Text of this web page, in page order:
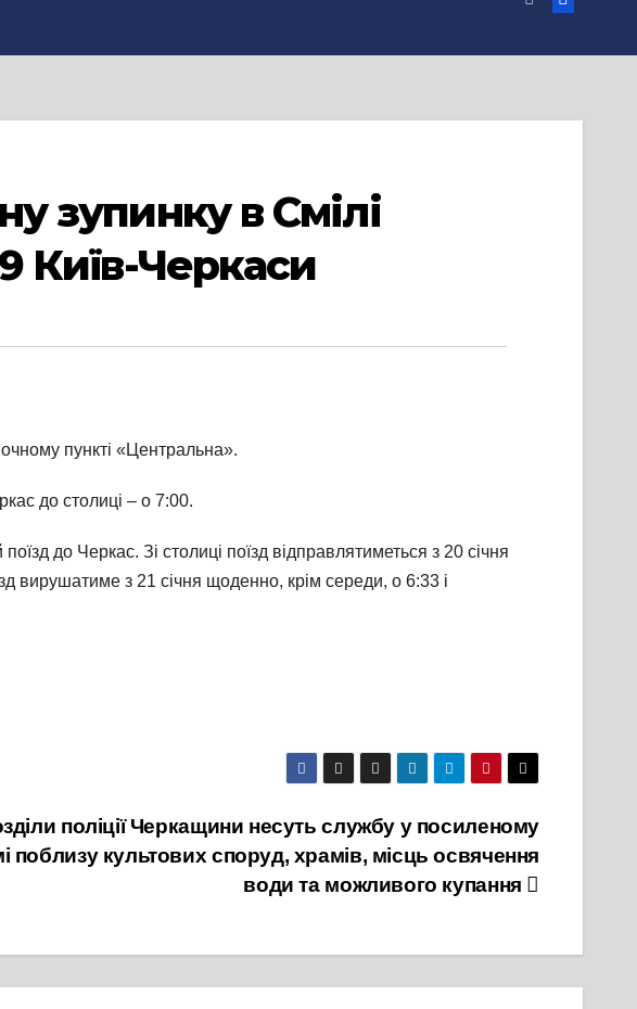
зупинку в Смілі
Київ-Черкаси
пункті «Центральна».
до столиці – о 7:00.
до Черкас. Зі столиці поїзд відправлятиметься з 20 січня
вирушатиме з 21 січня щоденно, крім середи, о 6:33 і
поліції Черкащини несуть службу у посиленому
поблизу культових споруд, храмів, місць освячення
води та можливого купання